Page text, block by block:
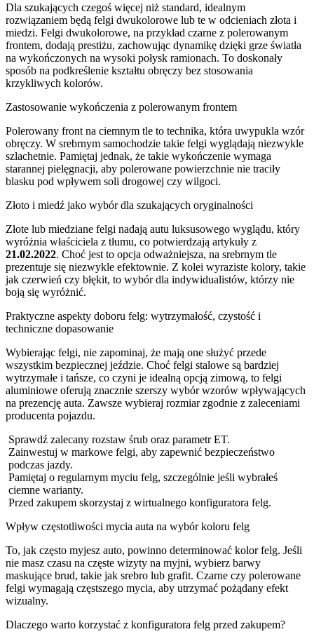
Dla szukających czegoś więcej niż standard, idealnym
rozwiązaniem będą felgi dwukolorowe lub te w odcieniach złota i
miedzi. Felgi dwukolorowe, na przykład czarne z polerowanym
frontem, dodają prestiżu, zachowując dynamikę dzięki grze światła
na wykończonych na wysoki połysk ramionach. To doskonały
sposób na podkreślenie kształtu obręczy bez stosowania
krzykliwych kolorów.
Zastosowanie wykończenia z polerowanym frontem
Polerowany front na ciemnym tle to technika, która uwypukla wzór
obręczy. W srebrnym samochodzie takie felgi wyglądają niezwykle
szlachetnie. Pamiętaj jednak, że takie wykończenie wymaga
starannej pielęgnacji, aby polerowane powierzchnie nie traciły
blasku pod wpływem soli drogowej czy wilgoci.
Złoto i miedź jako wybór dla szukających oryginalności
Złote lub miedziane felgi nadają autu luksusowego wyglądu, który
wyróżnia właściciela z tłumu, co potwierdzają artykuły z
21.02.2022. Choć jest to opcja odważniejsza, na srebrnym tle
prezentuje się niezwykle efektownie. Z kolei wyraziste kolory, takie
jak czerwień czy błękit, to wybór dla indywidualistów, którzy nie
boją się wyróżnić.
Praktyczne aspekty doboru felg: wytrzymałość, czystość i
techniczne dopasowanie
Wybierając felgi, nie zapominaj, że mają one służyć przede
wszystkim bezpiecznej jeździe. Choć felgi stalowe są bardziej
wytrzymałe i tańsze, co czyni je idealną opcją zimową, to felgi
aluminiowe oferują znacznie szerszy wybór wzorów wpływających
na prezencję auta. Zawsze wybieraj rozmiar zgodnie z zaleceniami
producenta pojazdu.
Sprawdź zalecany rozstaw śrub oraz parametr ET.
Zainwestuj w markowe felgi, aby zapewnić bezpieczeństwo
podczas jazdy.
Pamiętaj o regularnym myciu felg, szczególnie jeśli wybrałeś
ciemne warianty.
Przed zakupem skorzystaj z wirtualnego konfiguratora felg.
Wpływ częstotliwości mycia auta na wybór koloru felg
To, jak często myjesz auto, powinno determinować kolor felg. Jeśli
nie masz czasu na częste wizyty na myjni, wybierz barwy
maskujące brud, takie jak srebro lub grafit. Czarne czy polerowane
felgi wymagają częstszego mycia, aby utrzymać pożądany efekt
wizualny.
Dlaczego warto korzystać z konfiguratora felg przed zakupem?